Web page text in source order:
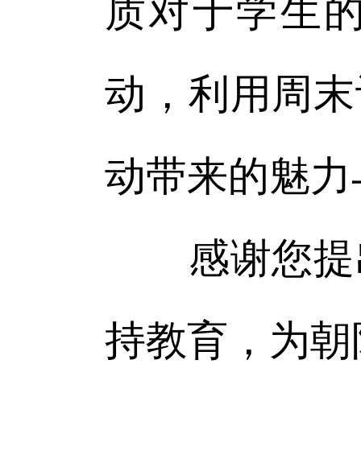
质对于学生
动，利用周
动带来的魅
感谢您提
持教育，为